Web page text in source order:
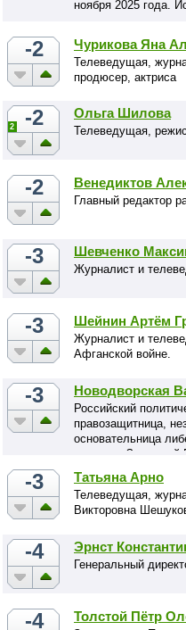
ноября 2025 года.
-2 Чурикова Яна
Телеведущая,
продюсер, актриса
-2
2
Ольга Шилова
Телеведущая,
-2 Венедиктов
Главный редактор
-3 Шевченко
Журналист и
-3 Шейнин Артём
Журналист и
Афганской войне.
-3 Новодворская
Российский
правозащитница,
основательница
союз» и
-3 Татьяна Арно
Телеведущая,
Викторовна
-4 Эрнст
Генеральный
-4 Толстой Пётр